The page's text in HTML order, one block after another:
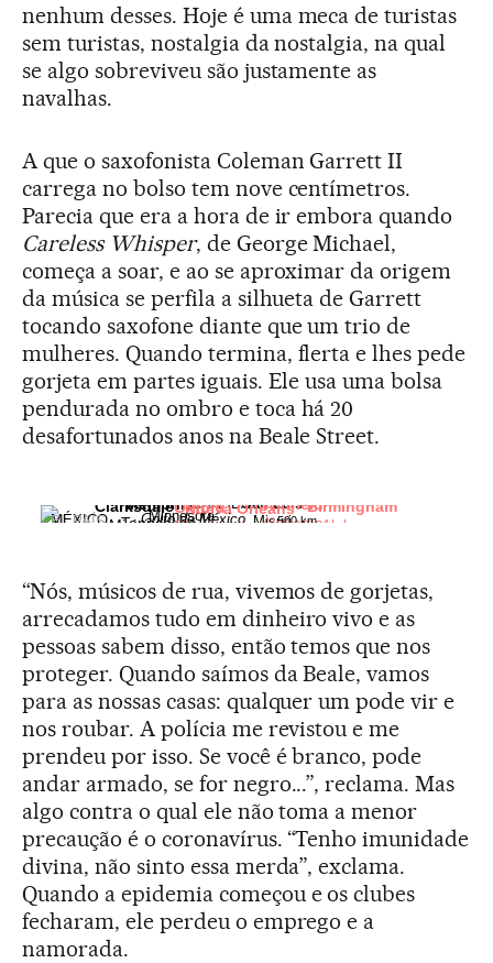
nenhum desses. Hoje é uma meca de turistas
sem turistas, nostalgia da nostalgia, na qual
se algo sobreviveu são justamente as
navalhas.
A que o saxofonista Coleman Garrett II
carrega no bolso tem nove centímetros.
Parecia que era a hora de ir embora quando
Careless Whisper, de George Michael,
começa a soar, e ao se aproximar da origem
da música se perfila a silhueta de Garrett
tocando saxofone diante que um trio de
mulheres. Quando termina, flerta e lhes pede
gorjeta em partes iguais. Ele usa uma bolsa
pendurada no ombro e toca há 20
desafortunados anos na Beale Street.
CANADÁ
Minnesota
San Luis
Misuri
Memphis
Tennessee
Winfield
Alabama
Clarksdale
Misisipi
Birmingham
Alabama
Oxford
Misisipi
Nueva Orleans
Luisiana
Golfo de México 500 km
MÉXICO
EL PAÍS
“Nós, músicos de rua, vivemos de gorjetas,
arrecadamos tudo em dinheiro vivo e as
pessoas sabem disso, então temos que nos
proteger. Quando saímos da Beale, vamos
para as nossas casas: qualquer um pode vir e
nos roubar. A polícia me revistou e me
prendeu por isso. Se você é branco, pode
andar armado, se for negro...”, reclama. Mas
algo contra o qual ele não toma a menor
precaução é o coronavírus. “Tenho imunidade
divina, não sinto essa merda”, exclama.
Quando a epidemia começou e os clubes
fecharam, ele perdeu o emprego e a
namorada.